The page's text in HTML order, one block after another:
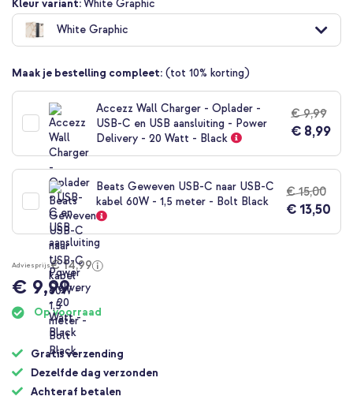
naar
begin
de
afbeeldingen-
Kleur variant:White Graphic
White Graphic
Maak je bestelling compleet: (tot 10% korting)
Accezz Wall Charger - Oplader -
USB-C en USB aansluiting - Power
Delivery - 20 Watt - Black
€ 9,99
€ 8,99
Beats Geweven USB-C naar USB-C
kabel 60W - 1,5 meter - Bolt Black
€ 15,00
€ 13,50
Adviesprijs€ 14,99
€ 9,99
Op voorraad
Gratis verzending
Dezelfde dag verzonden
Achteraf betalen